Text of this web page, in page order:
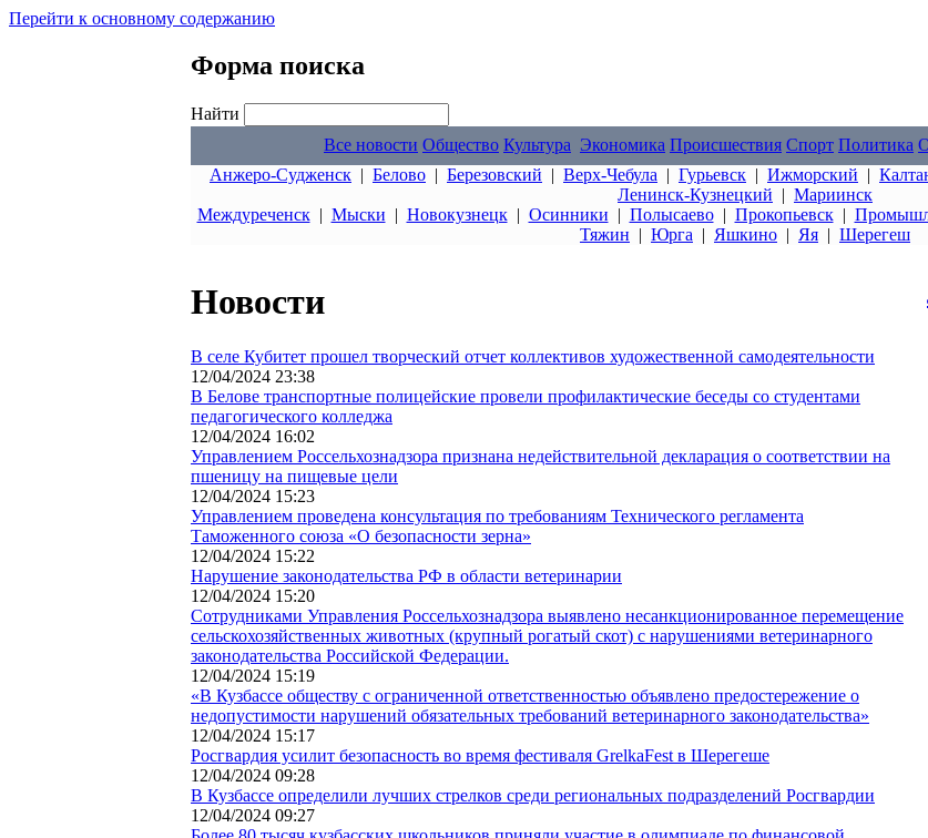
Перейти к основному содержанию
Форма поиска
Найти
Все новости Общество Культура Экономика Происшествия Спорт Политика
Анжеро-Судженск | Белово | Березовский | Верх-Чебула | Гурьевск | Ижморский |
Ленинск-Кузнецкий | Мариинск
Междуреченск| Мыски | Новокузнецк| Осинники | Полысаево| Прокопьевск|
Тяжин | Юрга | Яшкино | Яя | Шерегеш
Новости
В селе Кубитет прошел творческий отчет коллективов художественной самодеятельности
12/04/2024 23:38
В Белове транспортные полицейские провели профилактические беседы со студентами
педагогического колледжа
12/04/2024 16:02
Управлением Россельхознадзора признана недействительной декларация о соответствии на
пшеницу на пищевые цели
12/04/2024 15:23
Управлением проведена консультация по требованиям Технического регламента
Таможенного союза «О безопасности зерна»
12/04/2024 15:22
Нарушение законодательства РФ в области ветеринарии
12/04/2024 15:20
Сотрудниками Управления Россельхознадзора выявлено несанкционированное перемещение
сельскохозяйственных животных (крупный рогатый скот) с нарушениями ветеринарного
законодательства Российской Федерации.
12/04/2024 15:19
«В Кузбассе обществу с ограниченной ответственностью объявлено предостережение о
недопустимости нарушений обязательных требований ветеринарного законодательства»
12/04/2024 15:17
Росгвардия усилит безопасность во время фестиваля GrelkaFest в Шерегеше
12/04/2024 09:28
В Кузбассе определили лучших стрелков среди региональных подразделений Росгвардии
12/04/2024 09:27